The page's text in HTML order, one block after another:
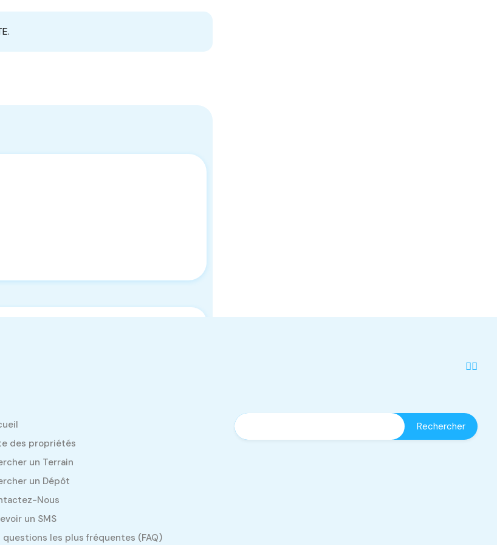
des propriétés
un Terrain
un Dépôt
Nous
un SMS
questions les plus fréquentes (FAQ)